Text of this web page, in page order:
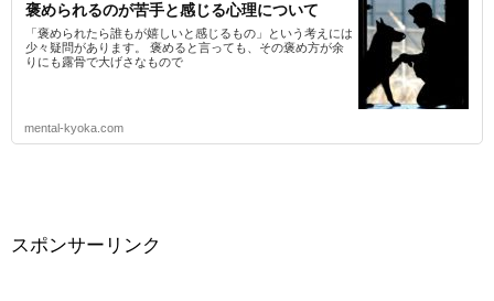
褒められるのが苦手と感じる心理について
「褒められたら誰もが嬉しいと感じるもの」という考えには
少々疑問があります。 褒めると言っても、その褒め方が余
りにも露骨で大げさなもので
mental-kyoka.com
スポンサーリンク